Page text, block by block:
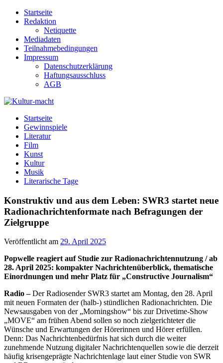
Zum
Inhalt
Startseite
Redaktion
Netiquette
Mediadaten
Teilnahmebedingungen
Impressum
Datenschutzerklärung
Haftungsausschluss
AGB
Kultur-macht
Magazin für Kunst, Literatur, Kultur, Film & Musik
Startseite
Gewinnspiele
Literatur
Film
Kunst
Kultur
Musik
Literarische Tage
Konstruktiv und aus dem Leben: SWR3 startet neue
Radionachrichtenformate nach Befragungen der
Zielgruppe
Veröffentlicht am 29. April 2025
Popwelle reagiert auf Studie zur Radionachrichtennutzung / ab
28. April 2025: kompakter Nachrichtenüberblick, thematische
Einordnungen und mehr Platz für „Constructive Journalism“
Radio –Der Radiosender SWR3 startet am Montag, den 28. April
mit neuen Formaten der (halb-) stündlichen Radionachrichten. Die
Newsausgaben von der „Morningshow“ bis zur Drivetime-Show
„MOVE“ am frühen Abend sollen so noch zielgerichteter die
Wünsche und Erwartungen der Hörerinnen und Hörer erfüllen.
Denn: Das Nachrichtenbedürfnis hat sich durch die weiter
zunehmende Nutzung digitaler Nachrichtenquellen sowie die derzeit
häufig krisengeprägte Nachrichtenlage laut einer Studie von SWR